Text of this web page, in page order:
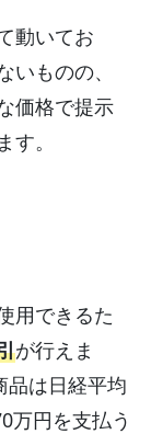
動いてお
ものの、
価格で提示
。
用できるた
が行えま
品は日経平均
万円を支払う